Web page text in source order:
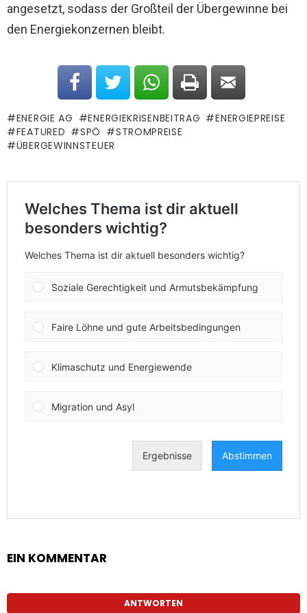
angesetzt, sodass der Großteil der Übergewinne bei
den Energiekonzernen bleibt.
ENERGIE AG ENERGIEKRISENBEITRAG
ENERGIEPREISE
FEATURED
SPÖ
STROMPREISE
ÜBERGEWINNSTEUER
EIN KOMMENTAR
ANTWORTEN